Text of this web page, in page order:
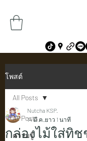
โพสต์
All Posts
ความรู้
All Posts
กล่องไม้ใส่ทิ
Nutcha KSP.
14 มี.ค. ยาว 1 นาที